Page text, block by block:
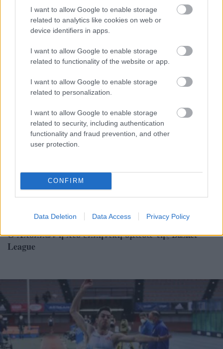
I want to allow Google to enable storage
related to analytics like cookies on web or
device identifiers in apps.
I want to allow Google to enable storage
related to functionality of the website or app.
I want to allow Google to enable storage
related to personalization.
I want to allow Google to enable storage
related to security, including authentication
functionality and fraud prevention, and other
user protection.
CONFIRM
Data Deletion Data Access Privacy Policy
Με τη ροζ σημαία «ντύθηκε» η πρόσοψη του
Δήμου Αθηναίων για την Παγκόσμια Ημέρα
των Γυναικών
ΑΘΛΗΤΙΣΜΟΣ
Ο Απόλλων η πιο ελληνική ομάδα της Basket
League